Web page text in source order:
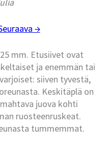
→
mm. Etusiivet ovat
ja enemmän tai
siiven tyvestä,
Keskitäplä on
juova kohti
ruosteenruskeat.
tummemmat.